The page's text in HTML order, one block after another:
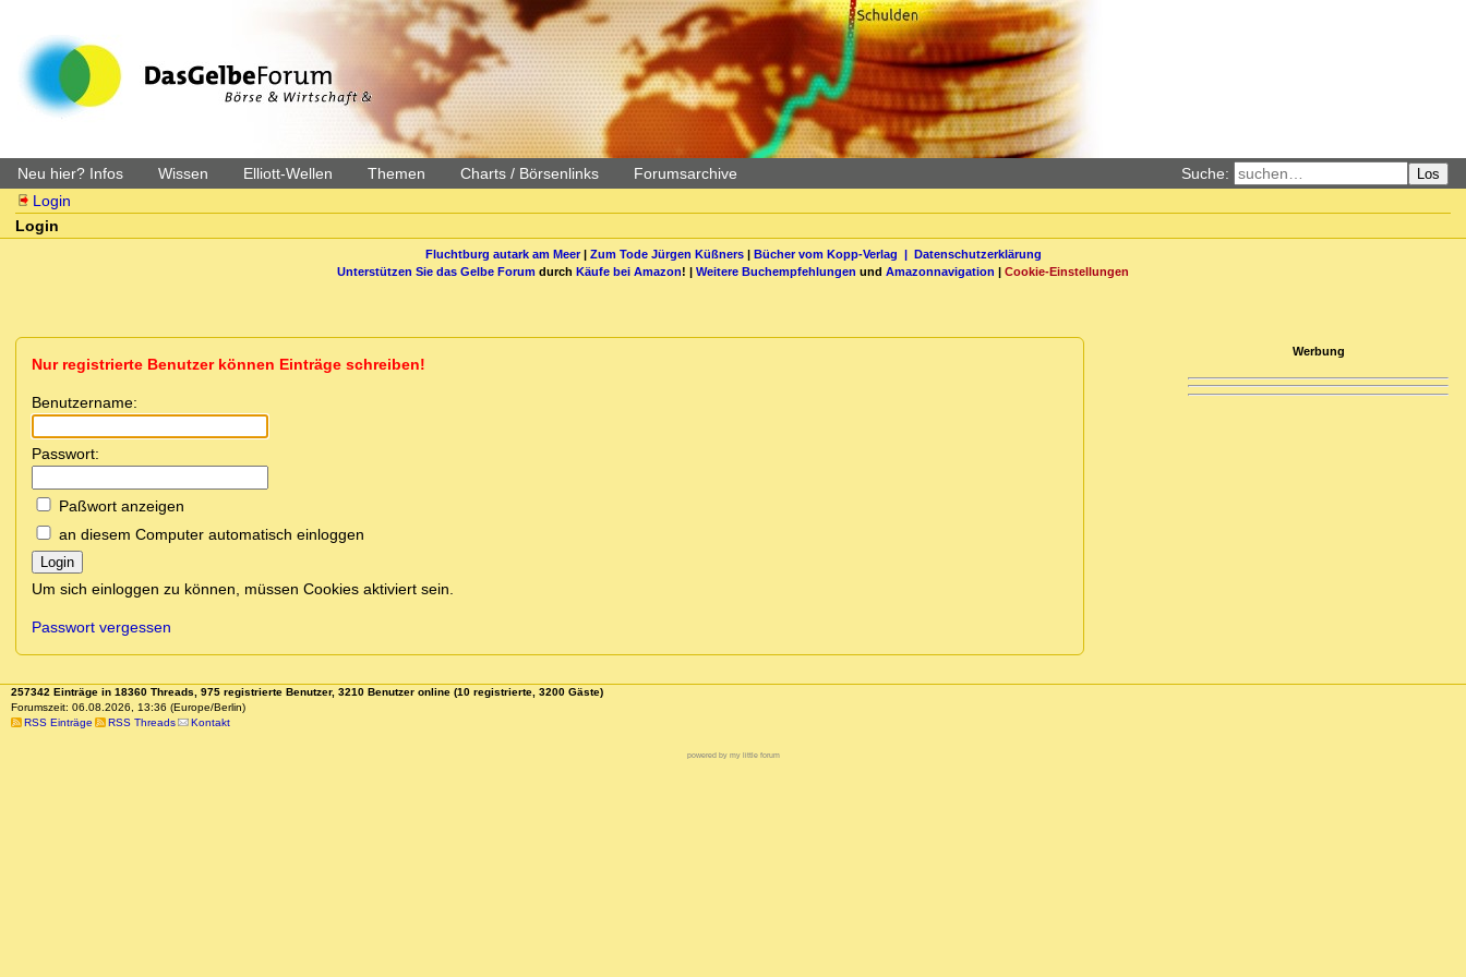
Neu hier? Infos Wissen Elliott-Wellen Themen Charts / Börsenlinks Forumsarchive Suche: Los
Login
Login
Fluchtburg autark am Meer| Zum Tode Jürgen Küßners| Bücher vom Kopp-Verlag | Datenschutzerklärung
Unterstützen Sie das Gelbe Forum durch Käufe bei Amazon! | Weitere Buchempfehlungen und Amazonnavigation | Cookie-Einstellungen
Nur registrierte Benutzer können Einträge schreiben!
Benutzername:
Passwort:
Paßwort anzeigen
an diesem Computer automatisch einloggen
Login
Um sich einloggen zu können, müssen Cookies aktiviert sein.
Passwort vergessen
Werbung
257342 Einträge in 18360 Threads, 975 registrierte Benutzer, 3210 Benutzer online (10 registrierte, 3200 Gäste)
Forumszeit: 06.08.2026, 13:36 (Europe/Berlin)
RSS Einträge
RSS Threads Kontakt
powered by my little forum